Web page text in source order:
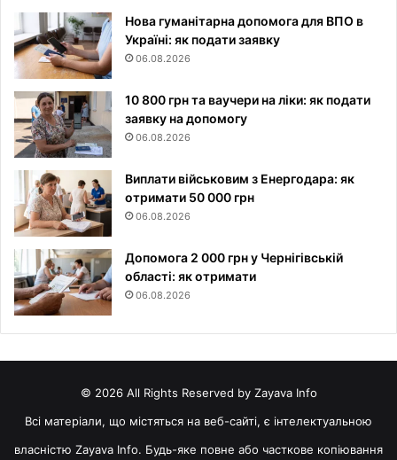
Нова гуманітарна допомога для ВПО в
Україні: як подати заявку
06.08.2026
10 800 грн та ваучери на ліки: як подати
заявку на допомогу
06.08.2026
Виплати військовим з Енергодара: як
отримати 50 000 грн
06.08.2026
Допомога 2 000 грн у Чернігівській
області: як отримати
06.08.2026
© 2026 All Rights Reserved by Zayava Info
Всі матеріали, що містяться на веб-сайті, є інтелектуальною
власністю Zayava Info. Будь-яке повне або часткове копіювання